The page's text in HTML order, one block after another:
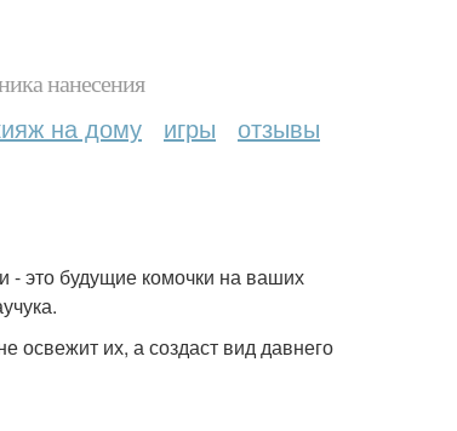
нанесения
на дому игры отзывы
- это будущие комочки на ваших
освежит их, а создаст вид давнего